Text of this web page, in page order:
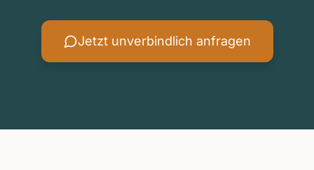
Jetzt unverbindlich anfragen